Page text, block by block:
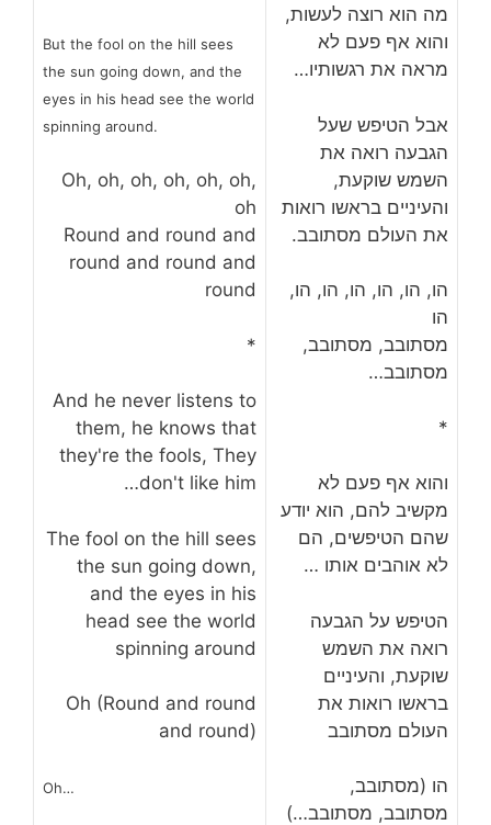
מה הוא רוצה לעשות,
והוא אף פעם לא
מראה את רגשותיו…
אבל הטיפש שעל
הגבעה רואה את
השמש שוקעת,
והעיניים בראשו רואות
את העולם מסתובב.
הו, הו, הו, הו, הו, הו,
הו
מסתובב, מסתובב,
מסתובב…
*
והוא אף פעם לא
מקשיב להם, הוא יודע
שהם הטיפשים, הם
לא אוהבים אותו …
הטיפש על הגבעה
רואה את השמש
שוקעת, והעיניים
בראשו רואות את
העולם מסתובב
הו (מסתובב,
מסתובב, מסתובב…)
But the fool on the hill sees
the sun going down, and the
eyes in his head see the world
spinning around.
Oh, oh, oh, oh, oh, oh,
oh
Round and round and
round and round and
round
*
And he never listens to
them, he knows that
they're the fools, They
don't like him…
The fool on the hill sees
the sun going down,
and the eyes in his
head see the world
spinning around
Oh (Round and round
and round)
Oh…